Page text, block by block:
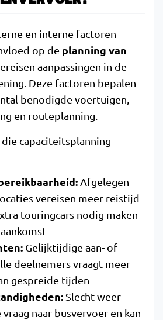
en interne factoren
op de planning van
aanpassingen in de
Deze factoren bepalen
benodigde voertuigen,
en routeplanning.
capaciteitsplanning
Afgelegen
vereisen meer reistijd
touringcars nodig maken
Gelijktijdige aan- of
deelnemers vraagt meer
gespreide tijden
Slecht weer
naar busvervoer en kan